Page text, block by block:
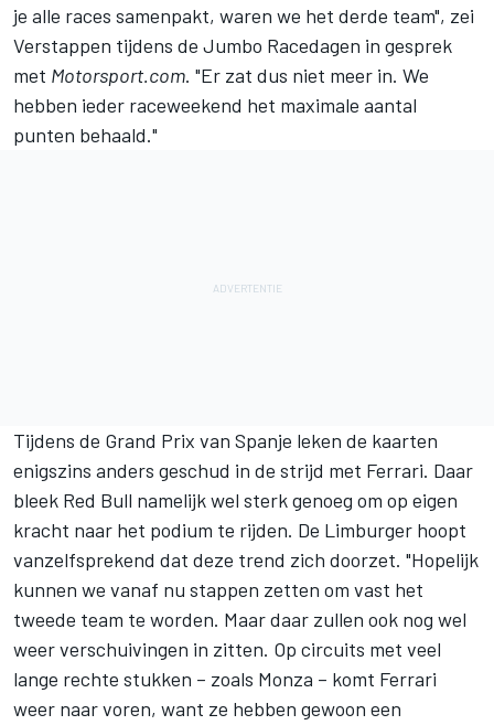
je alle races samenpakt, waren we het derde team", zei
Verstappen tijdens de Jumbo Racedagen in gesprek
met Motorsport.com. "Er zat dus niet meer in. We
hebben ieder raceweekend het maximale aantal
punten behaald."
Tijdens de Grand Prix van Spanje leken de kaarten
enigszins anders geschud in de strijd met Ferrari. Daar
bleek Red Bull namelijk wel sterk genoeg om op eigen
kracht naar het podium te rijden. De Limburger hoopt
vanzelfsprekend dat deze trend zich doorzet. "Hopelijk
kunnen we vanaf nu stappen zetten om vast het
tweede team te worden. Maar daar zullen ook nog wel
weer verschuivingen in zitten. Op circuits met veel
lange rechte stukken – zoals Monza – komt Ferrari
weer naar voren, want ze hebben gewoon een